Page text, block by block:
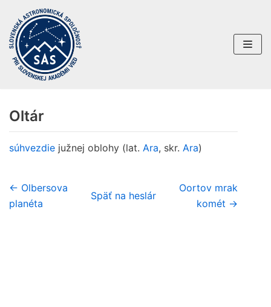
Preskočiť
na
obsah
Oltár
súhvezdie južnej oblohy (lat. Ara, skr. Ara)
← Olbersova
planéta
Späť na heslár
Oortov mrak
komét →